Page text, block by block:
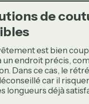
de
est bien
un endroit précis,
Dans ce cas, le
car il
longueurs déjà